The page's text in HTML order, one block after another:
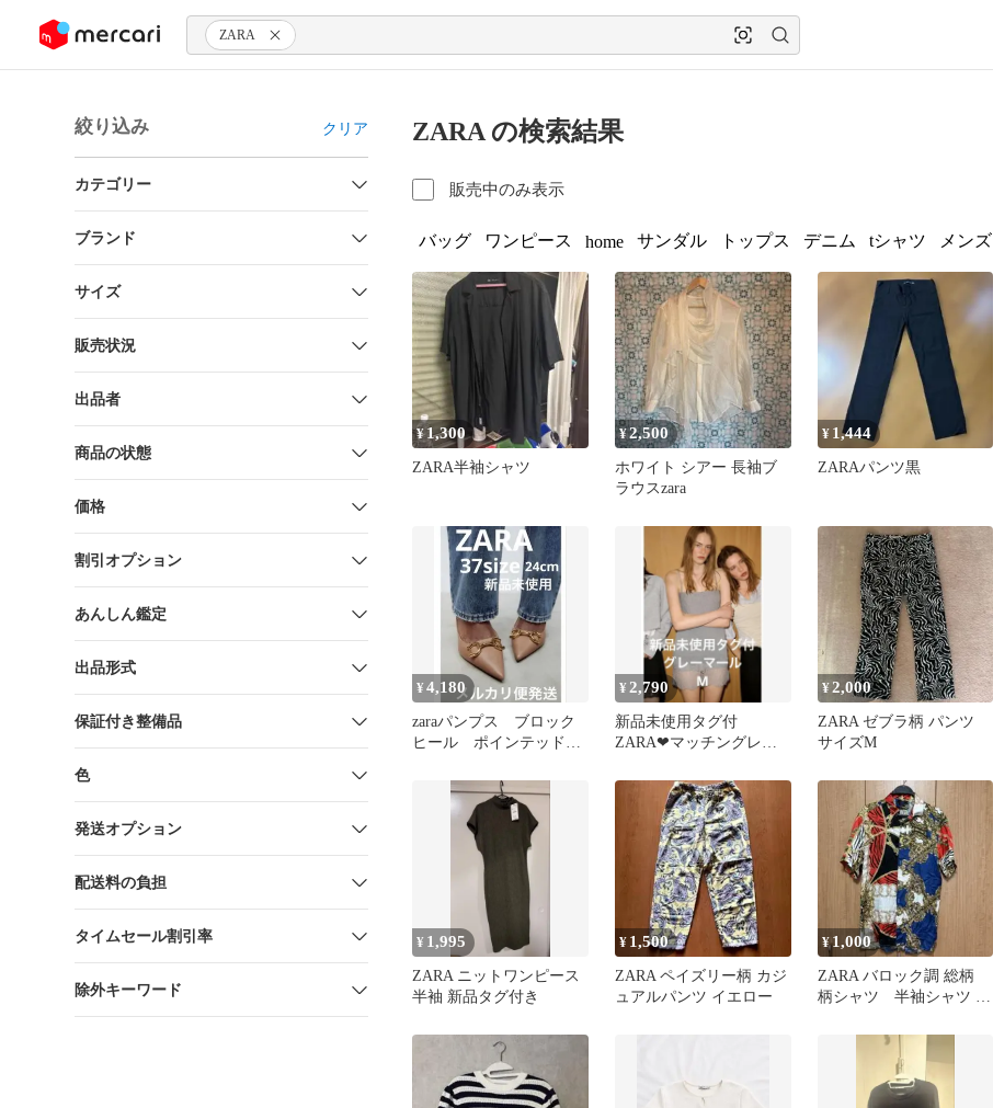
ツにスキップ ZARA
絞り込み クリア
カテゴリー
ブランド
サイズ
販売状況
出品者
商品の状態
価格
割引オプション
あんしん鑑定
出品形式
保証付き整備品
色
発送オプション
配送料の負担
タイムセール割引率
除外キーワード
ZARA の検索結果
販売中のみ表示
バッグ ワンピース home サンダル トップス デニム tシャツ メンズ
¥1,300
ZARA半袖シャツ
¥2,500
ホワイト シアー 長袖ブ
ラウスzara
¥ 1,444
ZARAパンツ黒
¥4,180
zaraパンプス ブロック
ヒール ポインテッドト
¥ 2,790
新品未使用タグ付
ZARA❤︎マッチングレー
ーマール M
¥2,000
ZARA ゼブラ柄 パンツ
サイズM
¥ 1,995
ZARA ニットワンピース
半袖 新品タグ付き
¥ 1,500
ZARA ペイズリー柄 カジ
ュアルパンツ イエロー
¥1,000
ZARA バロック調 総柄
柄シャツ 半袖シャツ リ